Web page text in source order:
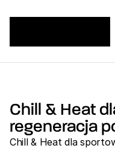
Chill & Heat
regeneracja
Chill & Heat dla